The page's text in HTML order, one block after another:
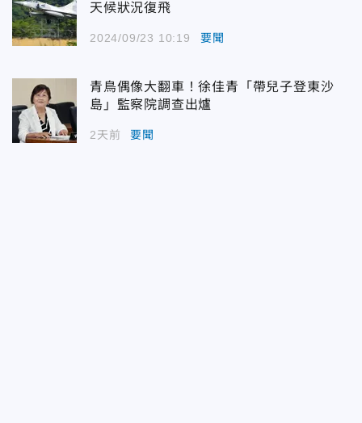
天候狀況復飛
2024/09/23 10:19 要聞
青鳥偶像大翻車！徐佳青「帶兒子登東沙
島」監察院調查出爐
2天前 要聞